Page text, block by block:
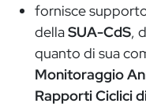
fornisce
dellaSUA-CdS,
quanto di sua
Monitoraggio
Rapporti Ciclici